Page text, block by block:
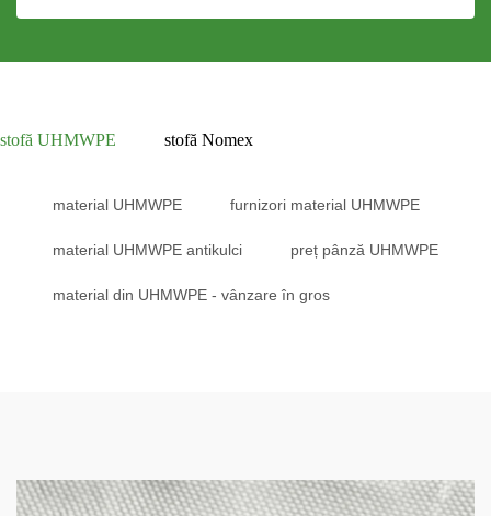
stofă UHMWPE stofă Nomex
material UHMWPE furnizori material UHMWPE
material UHMWPE antikulci preț pânză UHMWPE
material din UHMWPE - vânzare în gros